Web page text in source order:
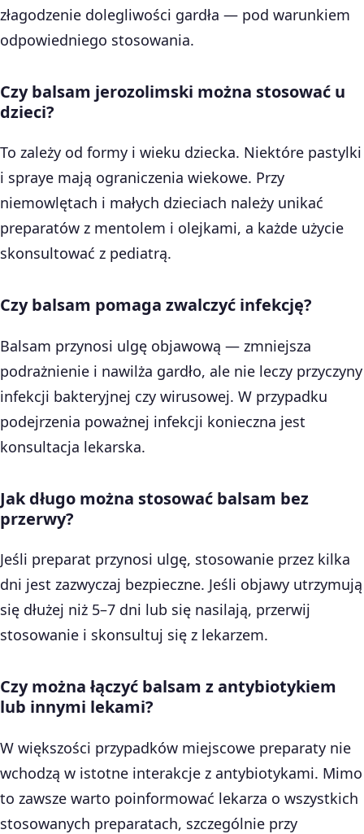
złagodzenie dolegliwości gardła — pod warunkiem
odpowiedniego stosowania.
Czy balsam jerozolimski można stosować u
dzieci?
To zależy od formy i wieku dziecka. Niektóre pastylki
i spraye mają ograniczenia wiekowe. Przy
niemowlętach i małych dzieciach należy unikać
preparatów z mentolem i olejkami, a każde użycie
skonsultować z pediatrą.
Czy balsam pomaga zwalczyć infekcję?
Balsam przynosi ulgę objawową — zmniejsza
podrażnienie i nawilża gardło, ale nie leczy przyczyny
infekcji bakteryjnej czy wirusowej. W przypadku
podejrzenia poważnej infekcji konieczna jest
konsultacja lekarska.
Jak długo można stosować balsam bez
przerwy?
Jeśli preparat przynosi ulgę, stosowanie przez kilka
dni jest zazwyczaj bezpieczne. Jeśli objawy utrzymują
się dłużej niż 5–7 dni lub się nasilają, przerwij
stosowanie i skonsultuj się z lekarzem.
Czy można łączyć balsam z antybiotykiem
lub innymi lekami?
W większości przypadków miejscowe preparaty nie
wchodzą w istotne interakcje z antybiotykami. Mimo
to zawsze warto poinformować lekarza o wszystkich
stosowanych preparatach, szczególnie przy